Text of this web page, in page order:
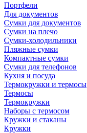
Портфели
Для документов
Сумки для документов
Сумки на плечо
Сумки-холодильники
Пляжные сумки
Компактные сумки
Сумки для телефонов
Кухня и посуда
Термокружки и термосы
Термосы
Термокружки
Наборы с термосом
Кружки и стаканы
Кружки